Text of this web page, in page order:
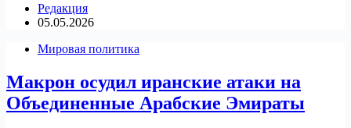
Редакция
05.05.2026
Мировая политика
Макрон осудил иранские атаки на
Объединенные Арабские Эмираты